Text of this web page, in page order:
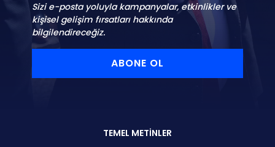
Sizi e-posta yoluyla kampanyalar, etkinlikler ve
kişisel gelişim fırsatları hakkında
bilgilendireceğiz.
ABONE OL
TEMEL METİNLER